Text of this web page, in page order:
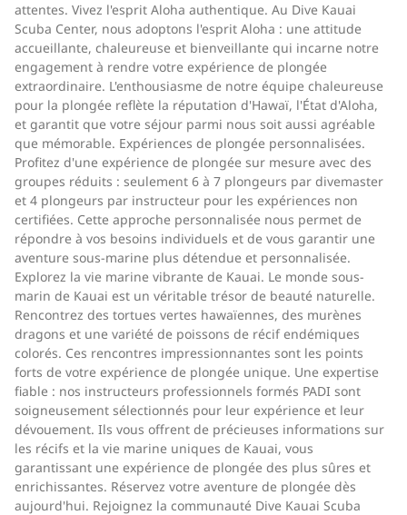
attentes. Vivez l'esprit Aloha authentique. Au Dive Kauai
Scuba Center, nous adoptons l'esprit Aloha : une attitude
accueillante, chaleureuse et bienveillante qui incarne notre
engagement à rendre votre expérience de plongée
extraordinaire. L'enthousiasme de notre équipe chaleureuse
pour la plongée reflète la réputation d'Hawaï, l'État d'Aloha,
et garantit que votre séjour parmi nous soit aussi agréable
que mémorable. Expériences de plongée personnalisées.
Profitez d'une expérience de plongée sur mesure avec des
groupes réduits : seulement 6 à 7 plongeurs par divemaster
et 4 plongeurs par instructeur pour les expériences non
certifiées. Cette approche personnalisée nous permet de
répondre à vos besoins individuels et de vous garantir une
aventure sous-marine plus détendue et personnalisée.
Explorez la vie marine vibrante de Kauai. Le monde sous-
marin de Kauai est un véritable trésor de beauté naturelle.
Rencontrez des tortues vertes hawaïennes, des murènes
dragons et une variété de poissons de récif endémiques
colorés. Ces rencontres impressionnantes sont les points
forts de votre expérience de plongée unique. Une expertise
fiable : nos instructeurs professionnels formés PADI sont
soigneusement sélectionnés pour leur expérience et leur
dévouement. Ils vous offrent de précieuses informations sur
les récifs et la vie marine uniques de Kauai, vous
garantissant une expérience de plongée des plus sûres et
enrichissantes. Réservez votre aventure de plongée dès
aujourd'hui. Rejoignez la communauté Dive Kauai Scuba